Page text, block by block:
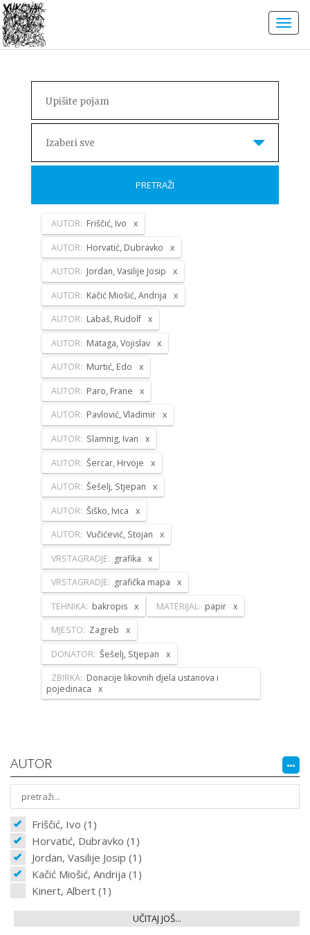
Izaberi sve
PRETRAŽI
AUTOR: Friščić, Ivo
AUTOR: Horvatić, Dubravko
AUTOR: Jordan, Vasilije Josip
AUTOR: Kačić Miošić, Andrija
AUTOR: Labaš, Rudolf
AUTOR: Mataga, Vojislav
AUTOR: Murtić, Edo
AUTOR: Paro, Frane
AUTOR: Pavlović, Vladimir
AUTOR: Slamnig, Ivan
AUTOR: Šercar, Hrvoje
AUTOR: Šešelj, Stjepan
AUTOR: Šiško, Ivica
AUTOR: Vučićević, Stojan
VRSTAGRADJE: grafika
VRSTAGRADJE: grafička mapa
TEHNIKA: bakropis MATERIJAL: papir
MJESTO: Zagreb
DONATOR: Šešelj, Stjepan
ZBIRKA: Donacije likovnih djela ustanova i
pojedinaca
AUTOR
Friščić, Ivo (1)
Horvatić, Dubravko (1)
Jordan, Vasilije Josip (1)
Kačić Miošić, Andrija (1)
Kinert, Albert (1)
UČITAJ JOŠ...